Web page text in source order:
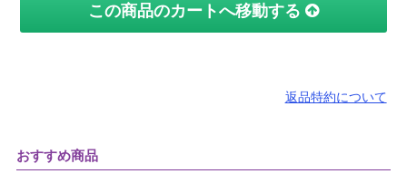
この商品のカートへ移動する
返品特約について
おすすめ商品